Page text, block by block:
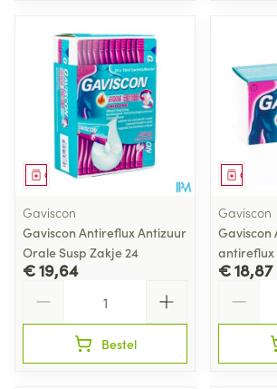
Geneesmiddel
Gaviscon
Gaviscon Antireflux Antizuur
Orale Susp Zakje 24
€ 19,64
Bestel
Gaviscon
Gaviscon
antireflux
€ 18,87